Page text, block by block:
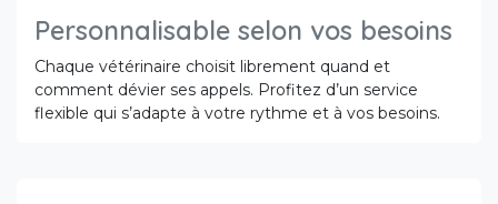
Personnalisable selon vos besoins
Chaque vétérinaire choisit librement quand et
comment dévier ses appels. Profitez d’un service
flexible qui s’adapte à votre rythme et à vos besoins.